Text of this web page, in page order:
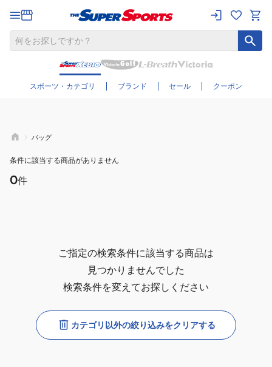
スポーツ・カテゴリ ブランド セール クーポン
さらに絞り込む
バッグ
条件に該当する商品がありません
0件
ご指定の検索条件に該当する商品は
見つかりませんでした
検索条件を変えてお探しください
カテゴリ以外の絞り込みをクリアする